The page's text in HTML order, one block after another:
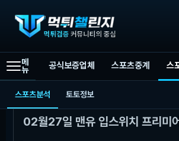
메
뉴
공식보증업체 스포츠중계 스
스포츠분석 토토정보
먹튀챌린지 스포츠분석 02월27일 맨유 입스위치 프리미
02월27일 맨유 입스위치 프리미
본문